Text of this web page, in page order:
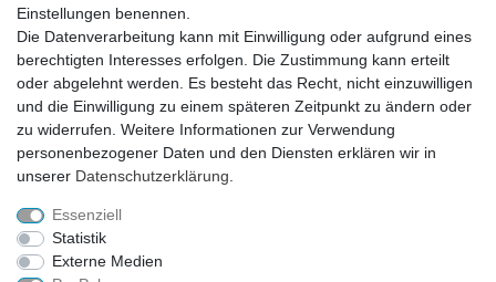
SICHER EINKAUFEN
Sicher einkaufen mit
durchgehender SSL-Verschlüsselung
Einstellungen benennen.
Die Datenverarbeitung kann mit Einwilligung oder aufgrund eines
berechtigten Interesses erfolgen. Die Zustimmung kann erteilt
oder abgelehnt werden. Es besteht das Recht, nicht einzuwilligen
und die Einwilligung zu einem späteren Zeitpunkt zu ändern oder
zu widerrufen. Weitere Informationen zur Verwendung
personenbezogener Daten und den Diensten erklären wir in
unserer Daten­schutz­erklärung
Essenziell
Statistik
Externe Medien